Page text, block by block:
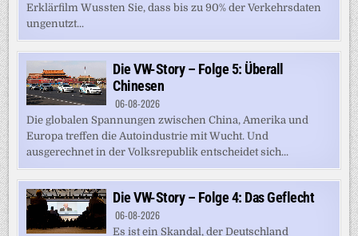
Erklärfilm Wussten Sie, dass bis zu 90% der Verkehrsdaten
ungenutzt...
Die VW-Story – Folge 5: Überall
Chinesen
06-08-2026
Die globalen Spannungen zwischen China, Amerika und
Europa treffen die Autoindustrie mit Wucht. Und
ausgerechnet in der Volksrepublik entscheidet sich...
Die VW-Story – Folge 4: Das Geflecht
06-08-2026
Es ist ein Skandal, der Deutschland